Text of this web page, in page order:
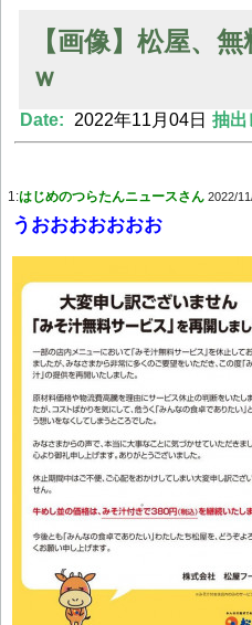
【モー娘。石田亜佑美】ファーストテイ
【画像】松屋、
ｗ
Date: 2022年11月04日 抽出
1:はじめのつらたんニュースさん 2022/
うおおおおおおお